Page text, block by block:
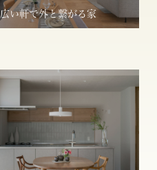
広い軒で外と繋がる家